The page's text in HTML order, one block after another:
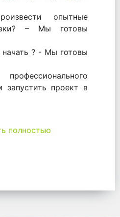
опытные
– Мы готовы
начать ? - Мы готовы
проект в
пластик.
активное
этого рынка в
мы перешли в
полностью